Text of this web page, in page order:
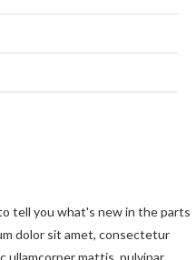
tell you what's new in the parts
dolor sit amet, consectetur
ullamcorper mattis, pulvinar